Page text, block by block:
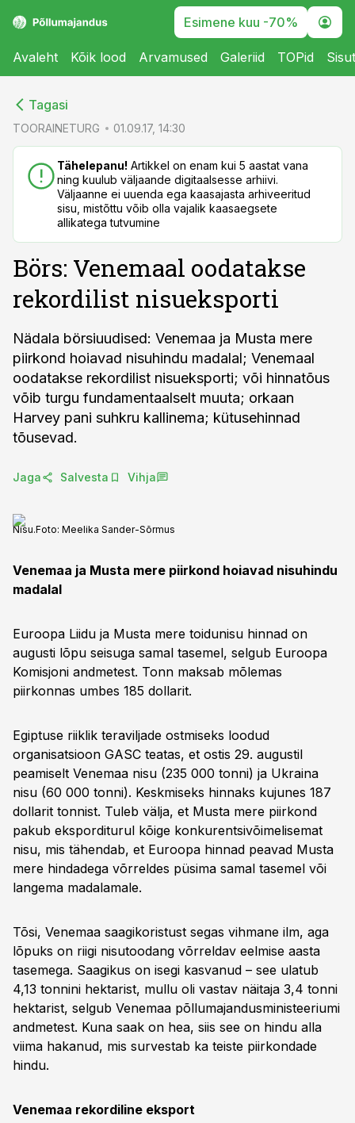
Esimene kuu -70%
Avaleht Kõik lood Arvamused Galeriid TOPid
Tagasi
TOORAINETURG 01.09.17, 14:30
Tähelepanu! Artikkel on enam kui 5 aastat vana
ning kuulub väljaande digitaalsesse arhiivi.
Väljaanne ei uuenda ega kaasajasta arhiveeritud
sisu, mistõttu võib olla vajalik kaasaegsete
allikatega tutvumine
Börs: Venemaal oodatakse
rekordilist nisueksporti
Nädala börsiuudised: Venemaa ja Musta mere
piirkond hoiavad nisuhindu madalal; Venemaal
oodatakse rekordilist nisueksporti; või hinnatõus
võib turgu fundamentaalselt muuta; orkaan
Harvey pani suhkru kallinema; kütusehinnad
tõusevad.
Jaga Salvesta Vihja
Nisu.Foto: Meelika Sander-Sõrmus
Venemaa ja Musta mere piirkond hoiavad nisuhindu
madalal
Euroopa Liidu ja Musta mere toidunisu hinnad on
augusti lõpu seisuga samal tasemel, selgub Euroopa
Komisjoni andmetest. Tonn maksab mõlemas
piirkonnas umbes 185 dollarit.
Egiptuse riiklik teraviljade ostmiseks loodud
organisatsioon GASC teatas, et ostis 29. augustil
peamiselt Venemaa nisu (235 000 tonni) ja Ukraina
nisu (60 000 tonni). Keskmiseks hinnaks kujunes 187
dollarit tonnist. Tuleb välja, et Musta mere piirkond
pakub eksporditurul kõige konkurentsivõimelisemat
nisu, mis tähendab, et Euroopa hinnad peavad Musta
mere hindadega võrreldes püsima samal tasemel või
langema madalamale.
Tõsi, Venemaa saagikoristust segas vihmane ilm, aga
lõpuks on riigi nisutoodang võrreldav eelmise aasta
tasemega. Saagikus on isegi kasvanud – see ulatub
4,13 tonnini hektarist, mullu oli vastav näitaja 3,4 tonni
hektarist, selgub Venemaa põllumajandusministeeriumi
andmetest. Kuna saak on hea, siis see on hindu alla
viima hakanud, mis survestab ka teiste piirkondade
hindu.
Venemaa rekordiline eksport